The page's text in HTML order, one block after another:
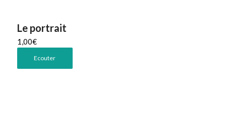
Le portrait
1,00€
Ecouter